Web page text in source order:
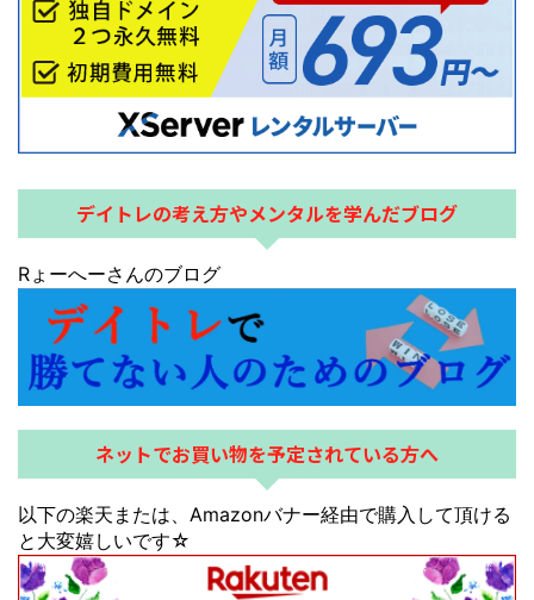
デイトレの考え方やメンタルを学んだブログ
Rょーへーさんのブログ
ネットでお買い物を予定されている方へ
以下の楽天または、Amazonバナー経由で購入して頂ける
と大変嬉しいです☆